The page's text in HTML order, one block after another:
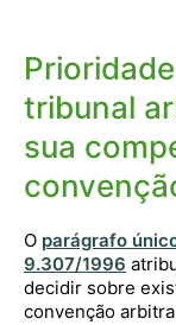
tribunal
sua
O parágrafo
9.307/1996
decidir sobre
convenção